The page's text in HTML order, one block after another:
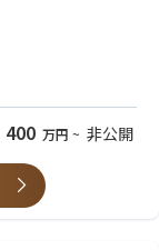
があります。その後
装置を触り始め、2年
ではありません）
ーザのテスト経験
ドラの運用経験
400 万円 ~ 非公開